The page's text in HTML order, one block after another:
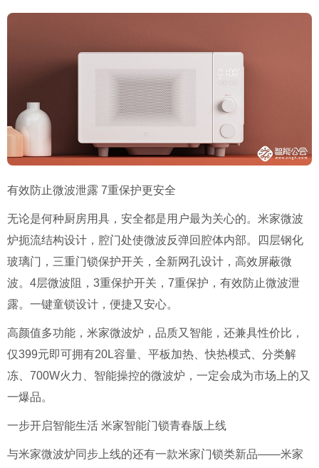
有效防止微波泄露 7重保护更安全
无论是何种厨房用具，安全都是用户最为关心的。米家微波
炉扼流结构设计，腔门处使微波反弹回腔体内部。四层钢化
玻璃门，三重门锁保护开关，全新网孔设计，高效屏蔽微
波。4层微波阻，3重保护开关，7重保护，有效防止微波泄
露。一键童锁设计，便捷又安心。
高颜值多功能，米家微波炉，品质又智能，还兼具性价比，
仅399元即可拥有20L容量、平板加热、快热模式、分类解
冻、700W火力、智能操控的微波炉，一定会成为市场上的又
一爆品。
一步开启智能生活 米家智能门锁青春版上线
与米家微波炉同步上线的还有一款米家门锁类新品——米家